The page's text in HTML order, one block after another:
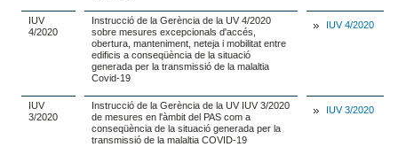
IUV
4/2020
Instrucció de la Gerència de la UV 4/2020
sobre mesures excepcionals d'accés,
obertura, manteniment, neteja i mobilitat entre
edificis a conseqüència de la situació
generada per la transmissió de la malaltia
Covid-19
IUV 4/2020
IUV
3/2020
Instrucció de la Gerència de la UV IUV 3/2020
de mesures en l'àmbit del PAS com a
conseqüència de la situació generada per la
transmissió de la malaltia COVID-19
IUV 3/2020